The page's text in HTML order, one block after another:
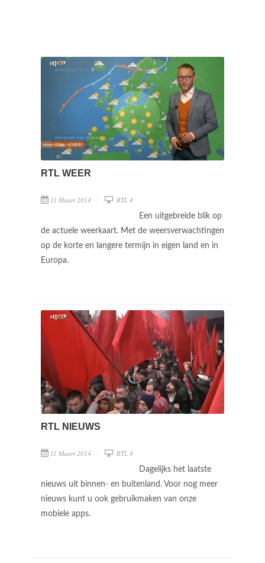
RTL WEER
11 Maart 2014 RTL 4
Een uitgebreide blik op
de actuele weerkaart. Met de weersverwachtingen
op de korte en langere termijn in eigen land en in
Europa.
RTL NIEUWS
11 Maart 2014 RTL 4
Dagelijks het laatste
nieuws uit binnen- en buitenland. Voor nog meer
nieuws kunt u ook gebruikmaken van onze
mobiele apps.